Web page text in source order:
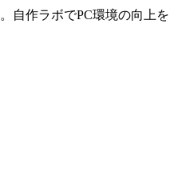
。 自作ラボでPC環境の向上を